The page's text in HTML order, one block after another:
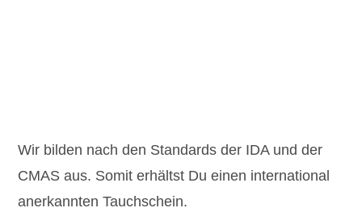
Wir bilden nach den Standards der IDA und der
CMAS aus. Somit erhältst Du einen international
anerkannten Tauchschein.